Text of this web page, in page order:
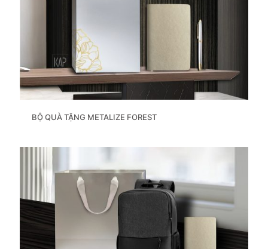
BỘ QUÀ TẶNG METALIZE FOREST